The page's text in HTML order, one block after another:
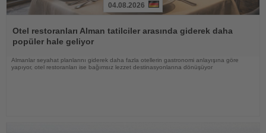
Oku
04.08.2026
Otel restoranları Alman tatilciler arasında giderek daha
popüler hale geliyor
Almanlar seyahat planlarını giderek daha fazla otellerin gastronomi anlayışına göre
yapıyor, otel restoranları ise bağımsız lezzet destinasyonlarına dönüşüyor